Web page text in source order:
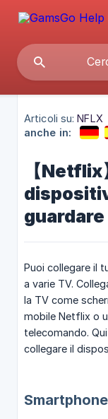
Articoli su: NFLX
anche in:
【
Puoi collegare il
a varie TV.
la TV come
mobile Netflix o
telecomando.
collegare il